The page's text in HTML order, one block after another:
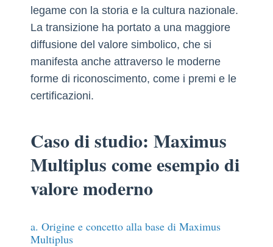
legame con la storia e la cultura nazionale.
La transizione ha portato a una maggiore
diffusione del valore simbolico, che si
manifesta anche attraverso le moderne
forme di riconoscimento, come i premi e le
certificazioni.
Caso di studio: Maximus
Multiplus come esempio di
valore moderno
a. Origine e concetto alla base di Maximus
Multiplus